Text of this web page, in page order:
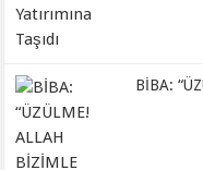
BİBA: